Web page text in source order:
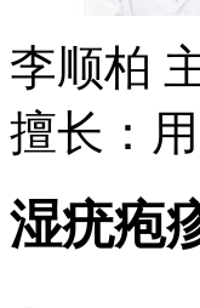
李顺柏
擅长：
湿疣疱